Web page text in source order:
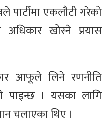
पार्टीमा एकलौटी गरेको
अधिकार खोस्ने प्रयास
आफूले लिने रणनीति
पाइन्छ । यसका लागि
चलाएका थिए ।